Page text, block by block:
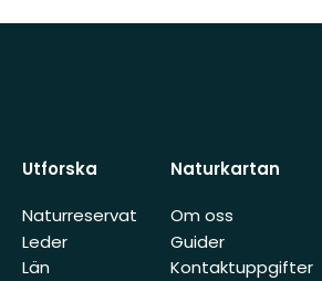
Utforska
Naturreservat
Leder
Län
Naturkartan
Om oss
Guider
Kontaktuppgifter